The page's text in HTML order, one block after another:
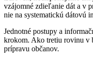
vzájomné zdieľanie dát a v
nie na systematickú dátovú
Jednotné postupy a
krokom. Ako tretiu rovinu v
prípravu občanov.